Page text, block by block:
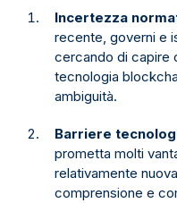
Incertezza
recente, governi e
cercando di capire
tecnologia
ambiguità.
Barriere
prometta molti
relativamente
comprensione e